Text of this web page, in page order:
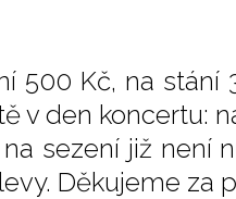
500 Kč, na stání
v den koncertu:
sezení již není
Děkujeme za